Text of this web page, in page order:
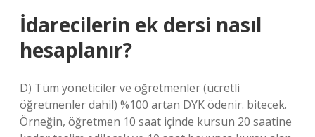
İdarecilerin ek dersi nasıl
hesaplanır?
D) Tüm yöneticiler ve öğretmenler (ücretli
öğretmenler dahil) %100 artan DYK ödenir. bitecek.
Örneğin, öğretmen 10 saat içinde kursun 20 saatine